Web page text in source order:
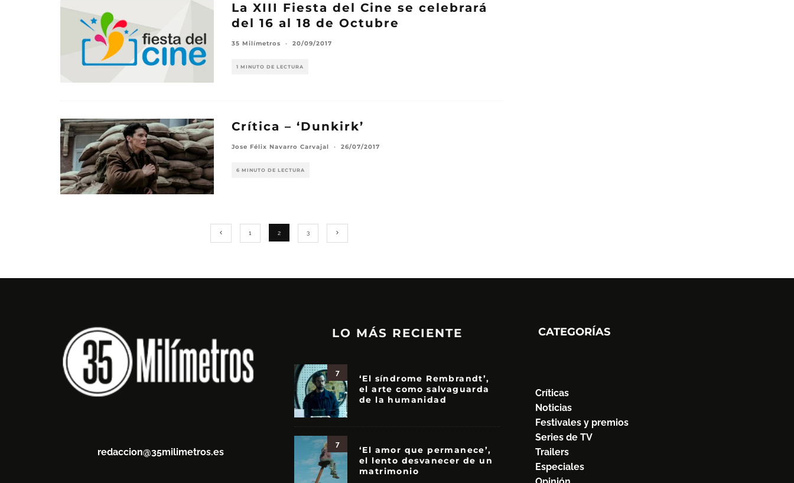
La XIII Fiesta del Cine se celebrará
del 16 al 18 de Octubre
35 Milímetros · 20/09/2017
1 MINUTO DE LECTURA
Crítica – ‘Dunkirk’
Jose Félix Navarro Carvajal · 26/07/2017
6 MINUTO DE LECTURA
1 2 3
redaccion@35milimetros.es
LO MÁS RECIENTE
7
‘El síndrome Rembrandt’,
el arte como salvaguarda
de la humanidad
7
‘El amor que permanece’,
el lento desvanecer de un
matrimonio
CATEGORÍAS
Críticas
Noticias
Festivales y premios
Series de TV
Trailers
Especiales